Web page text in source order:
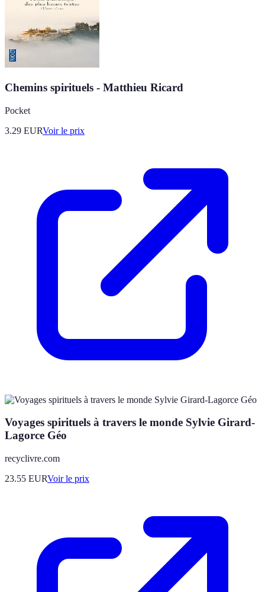
Chemins spirituels - Matthieu Ricard
Pocket
3.29 EURVoir le prix
Voyages spirituels à travers le monde Sylvie Girard-
Lagorce Géo
recyclivre.com
23.55 EURVoir le prix